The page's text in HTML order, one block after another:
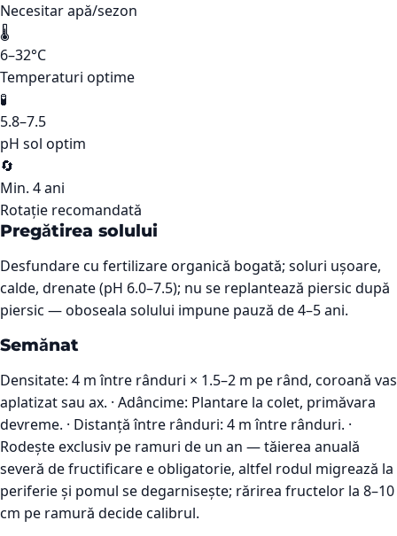
Necesitar apă/sezon
🌡️
6–32°C
Temperaturi optime
🧪
5.8–7.5
pH sol optim
🔄
Min. 4 ani
Rotație recomandată
Pregătirea solului
Desfundare cu fertilizare organică bogată; soluri ușoare,
calde, drenate (pH 6.0–7.5); nu se replantează piersic după
piersic — oboseala solului impune pauză de 4–5 ani.
Semănat
Densitate: 4 m între rânduri × 1.5–2 m pe rând, coroană vas
aplatizat sau ax. · Adâncime: Plantare la colet, primăvara
devreme. · Distanță între rânduri: 4 m între rânduri. ·
Rodește exclusiv pe ramuri de un an — tăierea anuală
severă de fructificare e obligatorie, altfel rodul migrează la
periferie și pomul se degarnisește; rărirea fructelor la 8–10
cm pe ramură decide calibrul.